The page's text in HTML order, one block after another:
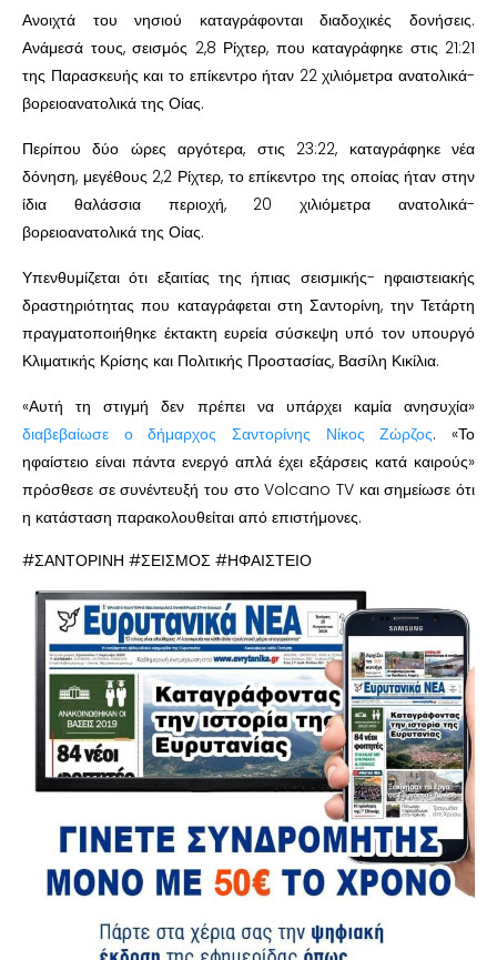
Ανοιχτά του νησιού καταγράφονται διαδοχικές δονήσεις.
Ανάμεσά τους, σεισμός 2,8 Ρίχτερ, που καταγράφηκε στις 21:21
της Παρασκευής και το επίκεντρο ήταν 22 χιλιόμετρα ανατολικά-
βορειοανατολικά της Οίας.
Περίπου δύο ώρες αργότερα, στις 23:22, καταγράφηκε νέα
δόνηση, μεγέθους 2,2 Ρίχτερ, το επίκεντρο της οποίας ήταν στην
ίδια θαλάσσια περιοχή, 20 χιλιόμετρα ανατολικά-
βορειοανατολικά της Οίας.
Υπενθυμίζεται ότι εξαιτίας της ήπιας σεισμικής- ηφαιστειακής
δραστηριότητας που καταγράφεται στη Σαντορίνη, την Τετάρτη
πραγματοποιήθηκε έκτακτη ευρεία σύσκεψη υπό τον υπουργό
Κλιματικής Κρίσης και Πολιτικής Προστασίας, Βασίλη Κικίλια.
«Αυτή τη στιγμή δεν πρέπει να υπάρχει καμία ανησυχία»
διαβεβαίωσε ο δήμαρχος Σαντορίνης Νίκος Ζώρζος. «Το
ηφαίστειο είναι πάντα ενεργό απλά έχει εξάρσεις κατά καιρούς»
πρόσθεσε σε συνέντευξή του στο Volcano TV και σημείωσε ότι
η κατάσταση παρακολουθείται από επιστήμονες.
#ΣΑΝΤΟΡΙΝΗ #ΣΕΙΣΜΟΣ #ΗΦΑΙΣΤΕΙΟ